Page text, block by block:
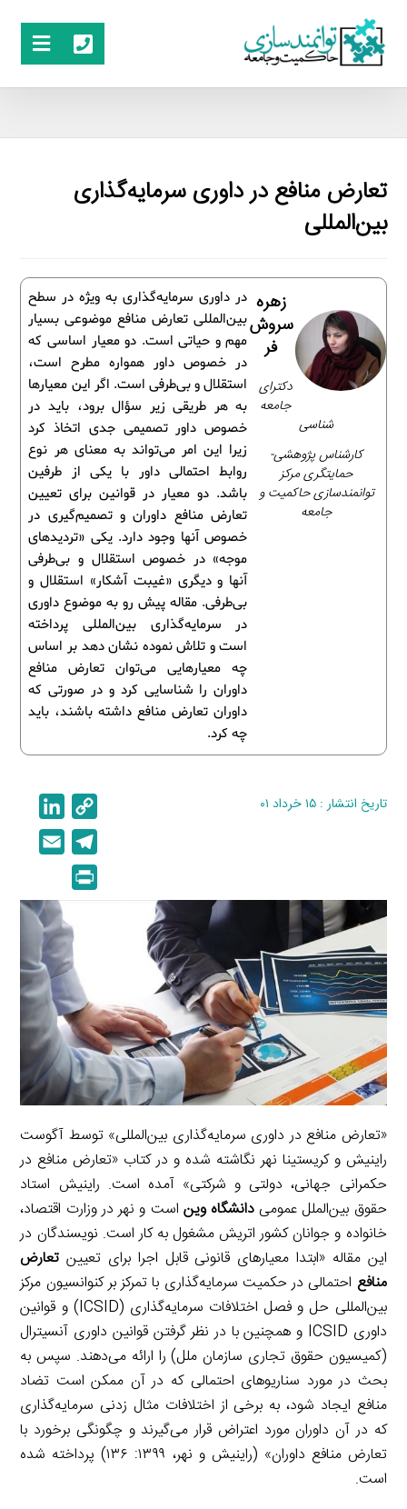
تعارض منافع در داوری سرمایه‌گذاری
بین‌المللی
در داوری سرمایه‌گذاری به ویژه در سطح
بین‌المللی تعارض منافع موضوعی بسیار
مهم و حیاتی است. دو معیار اساسی که
در خصوص داور همواره مطرح است،
استقلال و بی‌طرفی است. اگر این معیارها
به هر طریقی زیر سؤال برود، باید در
خصوص داور تصمیمی جدی اتخاذ کرد
زیرا این امر می‌تواند به معنای هر نوع
روابط احتمالی داور با یکی از طرفین
باشد. دو معیار در قوانین برای تعیین
تعارض منافع داوران و تصمیم‌گیری در
خصوص آنها وجود دارد. یکی «تردیدهای
موجه» در خصوص استقلال و بی‌طرفی
آنها و دیگری «غیبت آشکار» استقلال و
بی‌طرفی. مقاله پیش رو به موضوع داوری
در سرمایه‌گذاری بین‌المللی پرداخته
است و تلاش نموده نشان دهد بر اساس
چه معیارهایی می‌توان تعارض منافع
داوران را شناسایی کرد و در صورتی که
داوران تعارض منافع داشته باشند، باید
چه کرد.
زهره
سروش
فر
دکترای
جامعه
شناسی
کارشناس پژوهشی-
حمایتگری مرکز
توانمندسازی حاکمیت و
جامعه
تاریخ انتشار : ۱۵ خرداد ۰۱
o
p
y
L
i
n
k
i
n
e
d
I
n
e
l
e
g
r
a
m
i
r
i
n
t
«تعارض منافع در داوری سرمایه‌گذاری بین‌المللی» توسط آگوست
راینیش و کریستینا نهر نگاشته شده و در کتاب «تعارض منافع در
حکمرانی جهانی، دولتی و شرکتی» آمده است. راینیش استاد
حقوق بین‌الملل عمومیدانشگاه وین است و نهر در وزارت اقتصاد،
خانواده و جوانان کشور اتریش مشغول به کار است. نویسندگان در
این مقاله «ابتدا معیارهای قانونی قابل اجرا برای تعیین تعارض
منافع احتمالی در حکمیت سرمایه‌گذاری با تمرکز بر کنوانسیون مرکز
بین‌المللی حل و فصل اختلافات سرمایه‌گذاری (ICSID) و قوانین
داوری ICSID و همچنین با در نظر گرفتن قوانین داوری آنسیترال
(کمیسیون حقوق تجاری سازمان ملل) را ارائه می‌دهند. سپس به
بحث در مورد سناریوهای احتمالی که در آن ممکن است تضاد
منافع ایجاد شود، به برخی از اختلافات مثال زدنی سرمایه‌گذاری
که در آن داوران مورد اعتراض قرار می‌گیرند و چگونگی برخورد با
تعارض منافع داوران» (راینیش و نهر، ۱۳۹۹: ۱۳۶) پرداخته شده
است.